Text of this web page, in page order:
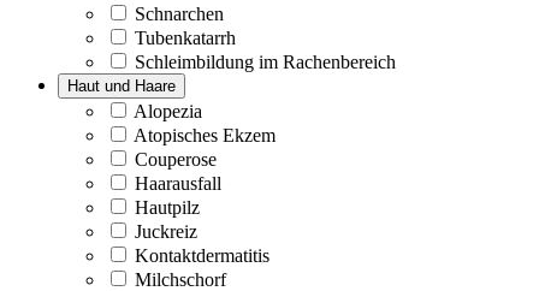
Schnarchen
Tubenkatarrh
Schleimbildung im Rachenbereich
Haut und Haare
Alopezia
Atopisches Ekzem
Couperose
Haarausfall
Hautpilz
Juckreiz
Kontaktdermatitis
Milchschorf